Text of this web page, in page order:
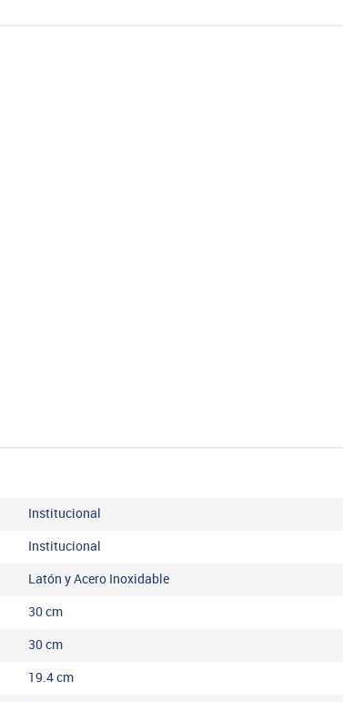
Institucional
Institucional
Latón y Acero Inoxidable
30cm
30cm
19.4cm